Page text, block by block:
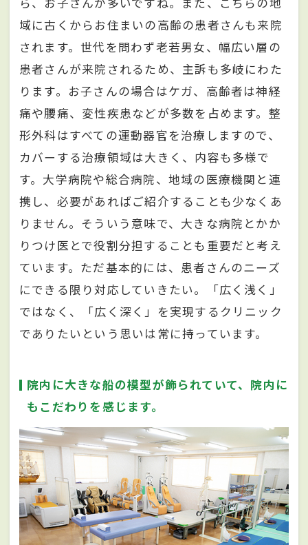
域に古くからお住まいの高齢の患者さんも来院
されます。世代を問わず老若男女、幅広い層の
患者さんが来院されるため、主訴も多岐にわた
ります。お子さんの場合はケガ、高齢者は神経
痛や腰痛、変性疾患などが多数を占めます。整
形外科はすべての運動器官を治療しますので、
カバーする治療領域は大きく、内容も多様で
す。大学病院や総合病院、地域の医療機関と連
携し、必要があればご紹介することも少なくあ
りません。そういう意味で、大きな病院とかか
りつけ医とで役割分担することも重要だと考え
ています。ただ基本的には、患者さんのニーズ
にできる限り対応していきたい。「広く浅く」
ではなく、「広く深く」を実現するクリニック
でありたいという思いは常に持っています。
院内に大きな船の模型が飾られていて、院内に
もこだわりを感じます。